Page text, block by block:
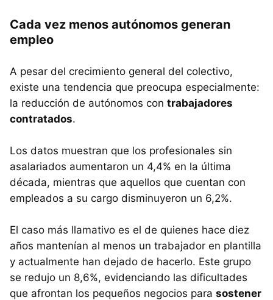
Cada vez menos autónomos generan
empleo
A pesar del crecimiento general del colectivo,
existe una tendencia que preocupa especialmente:
la reducción de autónomos con trabajadores
contratados.
Los datos muestran que los profesionales sin
asalariados aumentaron un 4,4% en la última
década, mientras que aquellos que cuentan con
empleados a su cargo disminuyeron un 6,2%.
El caso más llamativo es el de quienes hace diez
años mantenían al menos un trabajador en plantilla
y actualmente han dejado de hacerlo. Este grupo
se redujo un 8,6%, evidenciando las dificultades
que afrontan los pequeños negocios para sostener